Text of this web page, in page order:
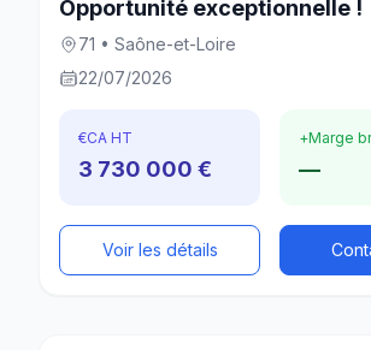
Opportunité exceptionnelle !
71 • Saône-et-Loire
22/07/2026
€CA HT
3 730 000 €
+Marge
—
Voir les détails